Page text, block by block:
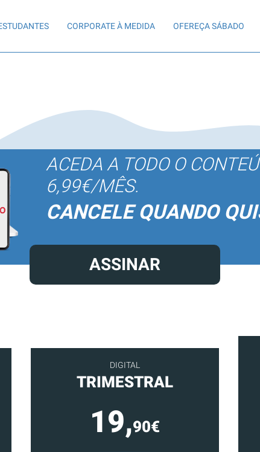
CORPORATE À MEDIDA OFEREÇA SÁBADO
ACEDA A TODO O
6,99€/MÊS.
CANCELE QUANDO
ASSINAR
DIGITAL
TRIMESTRAL
19,90€